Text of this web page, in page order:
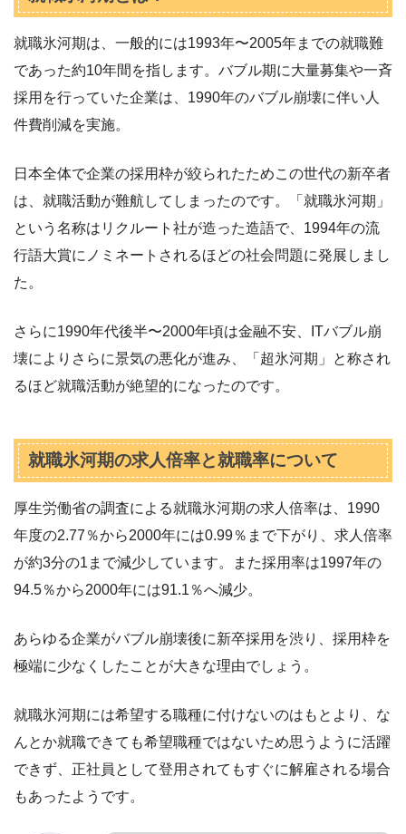
就職氷河期は、一般的には1993年〜2005年までの就職難
であった約10年間を指します。バブル期に大量募集や一斉
採用を行っていた企業は、1990年のバブル崩壊に伴い人
件費削減を実施。
日本全体で企業の採用枠が絞られたためこの世代の新卒者
は、就職活動が難航してしまったのです。「就職氷河期」
という名称はリクルート社が造った造語で、1994年の流
行語大賞にノミネートされるほどの社会問題に発展しまし
た。
さらに1990年代後半〜2000年頃は金融不安、ITバブル崩
壊によりさらに景気の悪化が進み、「超氷河期」と称され
るほど就職活動が絶望的になったのです。
就職氷河期の求人倍率と就職率について
厚生労働省の調査による就職氷河期の求人倍率は、1990
年度の2.77％から2000年には0.99％まで下がり、求人倍率
が約3分の1まで減少しています。また採用率は1997年の
94.5％から2000年には91.1％へ減少。
あらゆる企業がバブル崩壊後に新卒採用を渋り、採用枠を
極端に少なくしたことが大きな理由でしょう。
就職氷河期には希望する職種に付けないのはもとより、な
んとか就職できても希望職種ではないため思うように活躍
できず、正社員として登用されてもすぐに解雇される場合
もあったようです。